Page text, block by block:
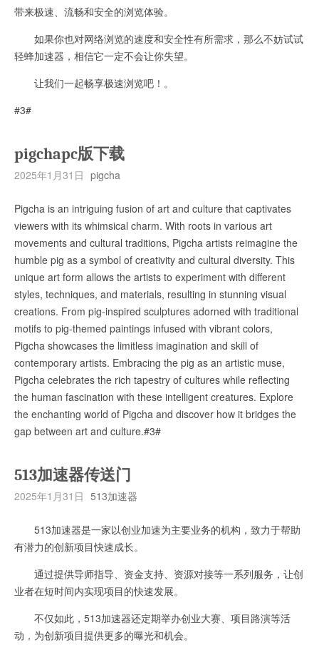
带来极速、流畅和安全的浏览体验。
如果你也对网络浏览的速度和安全性有所需求，那么不妨试试
轻蜂加速器，相信它一定不会让你失望。
让我们一起畅享极速浏览吧！。
#3#
pigchapc版下载
2025年1月31日 pigcha
Pigcha is an intriguing fusion of art and culture that captivates
viewers with its whimsical charm. With roots in various art
movements and cultural traditions, Pigcha artists reimagine the
humble pig as a symbol of creativity and cultural diversity. This
unique art form allows the artists to experiment with different
styles, techniques, and materials, resulting in stunning visual
creations. From pig-inspired sculptures adorned with traditional
motifs to pig-themed paintings infused with vibrant colors,
Pigcha showcases the limitless imagination and skill of
contemporary artists. Embracing the pig as an artistic muse,
Pigcha celebrates the rich tapestry of cultures while reflecting
the human fascination with these intelligent creatures. Explore
the enchanting world of Pigcha and discover how it bridges the
gap between art and culture.#3#
513加速器传送门
2025年1月31日 513加速器
513加速器是一家以创业加速为主要业务的机构，致力于帮助
有潜力的创新项目快速成长。
通过提供导师指导、资金支持、资源对接等一系列服务，让创
业者在短时间内实现项目的快速发展。
不仅如此，513加速器还定期举办创业大赛、项目路演等活
动，为创新项目提供更多的曝光和机会。